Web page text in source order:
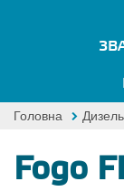
Головна
Fogo